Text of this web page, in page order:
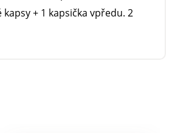
+ 1 kapsička vpředu. 2